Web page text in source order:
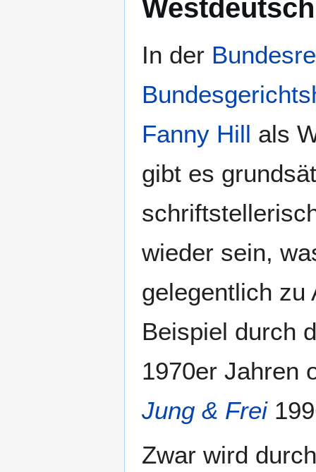
In der
Fanny Hill als
gibt es
wieder sein,
gelegentlich zu
Beispiel durch
1970er Jahren
Jung & Frei
Zwar wird